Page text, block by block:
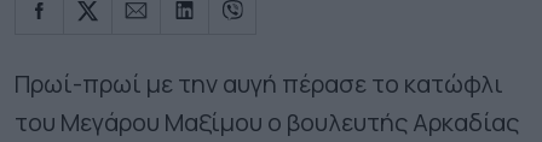
Πρωί-πρωί με την αυγή πέρασε το κατώφλι
του Μεγάρου Μαξίμου ο βουλευτής Αρκαδίας